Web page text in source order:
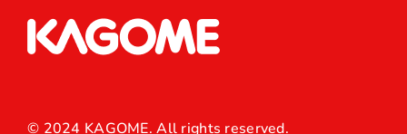
© 2024 KAGOME. All rights reserved.